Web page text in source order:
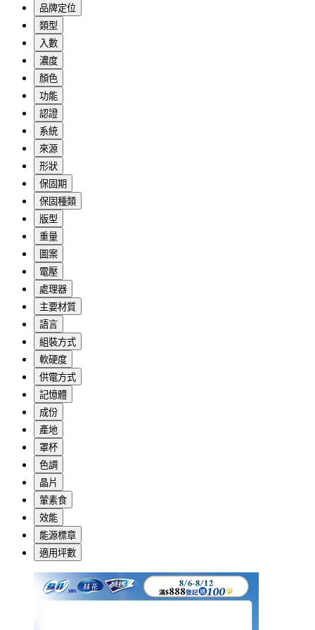
品牌定位
類型
入數
濃度
顏色
功能
認證
系統
來源
形狀
保固期
保固種類
版型
重量
圖案
電壓
處理器
主要材質
語言
組裝方式
軟硬度
供電方式
記憶體
成份
產地
罩杯
色調
晶片
葷素食
效能
能源標章
適用坪數